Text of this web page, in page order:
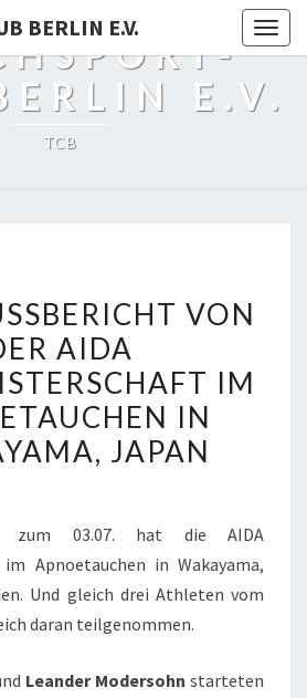
BERLIN E.V.
E.V.
TCB
VON
DER
AIDA
WELTMEISTERSCHAFT
IM
APNOETAUCHEN
WAKAYAMA,
JAPAN
VON
AIDA
IM
IN
JAPAN
zum 03.07. hat die AIDA
Apnoetauchen in Wakayama,
Und gleich drei Athleten vom
daran teilgenommen.
Leander Modersohn starteten